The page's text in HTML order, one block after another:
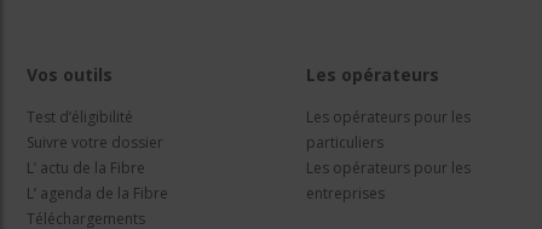
Vos outils
Test d’éligibilité
Suivre votre dossier
L’ actu de la Fibre
L’ agenda de la Fibre
Téléchargements
Les opérateurs
Les opérateurs pour les
particuliers
Les opérateurs pour les
entreprises